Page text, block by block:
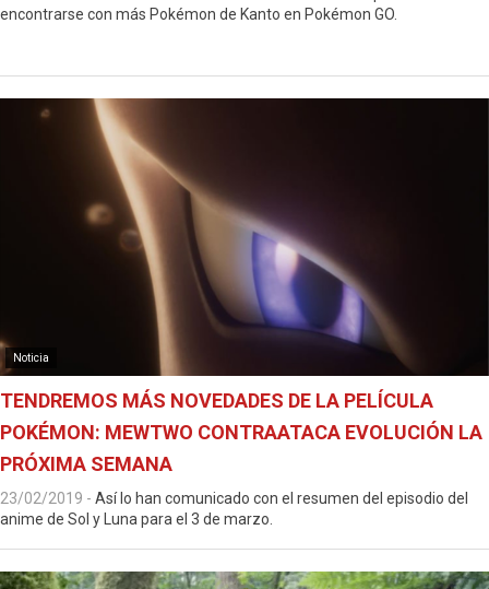
encontrarse con más Pokémon de Kanto en Pokémon GO.
Noticia
TENDREMOS MÁS NOVEDADES DE LA PELÍCULA
POKÉMON: MEWTWO CONTRAATACA EVOLUCIÓN LA
PRÓXIMA SEMANA
23/02/2019 - Así lo han comunicado con el resumen del episodio del
anime de Sol y Luna para el 3 de marzo.